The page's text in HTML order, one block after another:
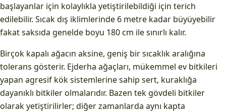
başlayanlar için kolaylıkla yetiştirilebildiği için terich
edilebilir. Sıcak dış iklimlerinde 6 metre kadar büyüyebilir
fakat saksıda genelde boyu 180 cm ile sınırlı kalır.
Birçok kapalı ağacın aksine, geniş bir sıcaklık aralığına
tolerans gösterir. Ejderha ağaçları, mükemmel ev bitkileri
yapan agresif kök sistemlerine sahip sert, kuraklığa
dayanıklı bitkiler olmalarıdır. Bazen tek gövdeli bitkiler
olarak yetiştirilirler; diğer zamanlarda aynı kapta